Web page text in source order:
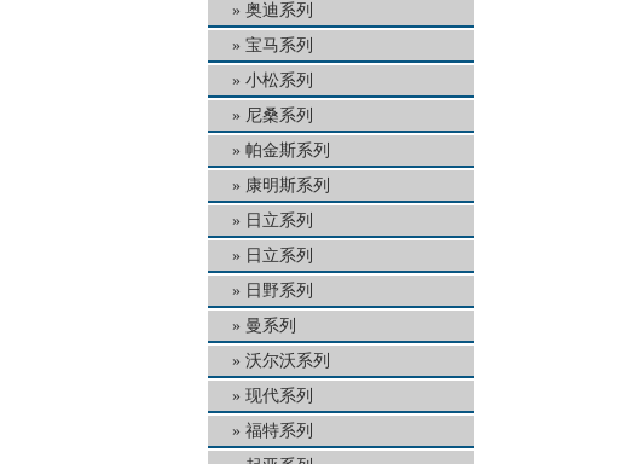
奥迪系列
宝马系列
小松系列
尼桑系列
帕金斯系列
康明斯系列
日立系列
日立系列
日野系列
曼系列
沃尔沃系列
现代系列
福特系列